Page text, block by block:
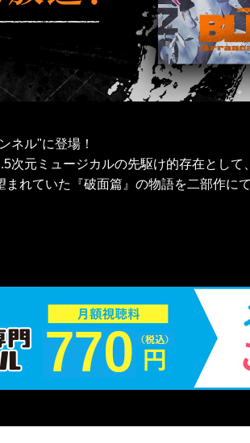
ネル"に登場！
元ミュージカルの先駆け的存在として
れていた『破面篇』の物語を二部作